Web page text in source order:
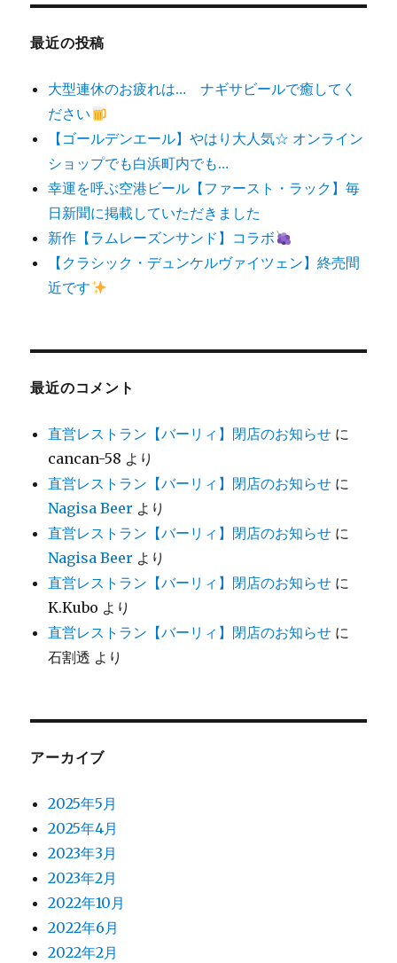
象:
最近の投稿
大型連休のお疲れは… ナギサビールで癒してく
ださい
【ゴールデンエール】やはり大人気☆ オンライン
ショップでも白浜町内でも…
幸運を呼ぶ空港ビール【ファースト・ラック】毎
日新聞に掲載していただきました
新作【ラムレーズンサンド】コラボ
【クラシック・デュンケルヴァイツェン】終売間
近です
最近のコメント
直営レストラン【バーリィ】閉店のお知らせ に
cancan-58 より
直営レストラン【バーリィ】閉店のお知らせ に
Nagisa Beer より
直営レストラン【バーリィ】閉店のお知らせ に
Nagisa Beer より
直営レストラン【バーリィ】閉店のお知らせ に
K.Kubo より
直営レストラン【バーリィ】閉店のお知らせ に
石割透 より
アーカイブ
2025年5月
2025年4月
2023年3月
2023年2月
2022年10月
2022年6月
2022年2月